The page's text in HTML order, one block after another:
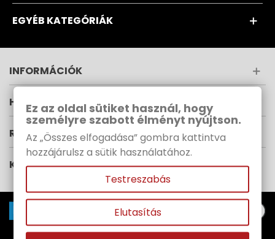
EGYÉB KATEGÓRIÁK
INFORMÁCIÓK
HÍRLEVÉL
RUPES MAGYARORSZÁG
KÖVESS MINKET
Ez az oldal sütiket használ, hogy
személyre szabott élményt nyújtson.
Az „Összes elfogadása” gombra kattintva
hozzájárulsz a sütik használatához.
Testreszabás
Elutasítás